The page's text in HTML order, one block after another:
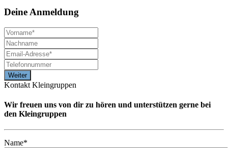
Deine Anmeldung
Kontakt Kleingruppen
Wir freuen uns von dir zu hören und unterstützen gerne bei
den Kleingruppen
Name*